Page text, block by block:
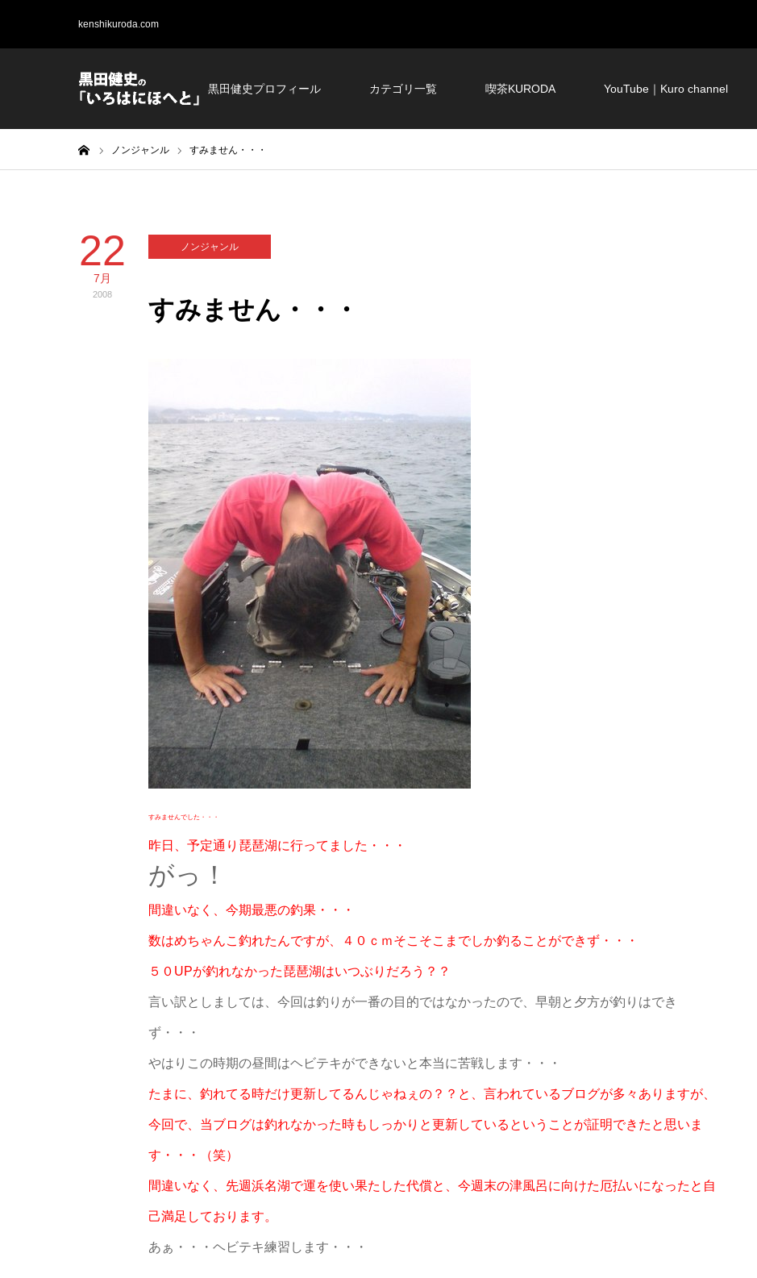
kenshikuroda.com
黒田健史プロフィール カテゴリ一覧 喫茶KURODA YouTube｜Kuro channel
ノンジャンル すみません・・・
22
7月
2008
ノンジャンル
すみません・・・
すみませんでした・・・
昨日、予定通り琵琶湖に行ってました・・・
がっ！
間違いなく、今期最悪の釣果・・・
数はめちゃんこ釣れたんですが、４０ｃｍそこそこまでしか釣ることができず・・・
５０UPが釣れなかった琵琶湖はいつぶりだろう？？
言い訳としましては、今回は釣りが一番の目的ではなかったので、早朝と夕方が釣りはでき
ず・・・
やはりこの時期の昼間はヘビテキができないと本当に苦戦します・・・
たまに、釣れてる時だけ更新してるんじゃねぇの？？と、言われているブログが多々ありますが、
今回で、当ブログは釣れなかった時もしっかりと更新しているということが証明できたと思いま
す・・・（笑）
間違いなく、先週浜名湖で運を使い果たした代償と、今週末の津風呂に向けた厄払いになったと自
己満足しております。
あぁ・・・ヘビテキ練習します・・・